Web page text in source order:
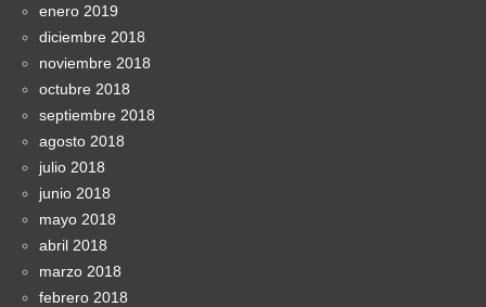
enero 2019
diciembre 2018
noviembre 2018
octubre 2018
septiembre 2018
agosto 2018
julio 2018
junio 2018
mayo 2018
abril 2018
marzo 2018
febrero 2018